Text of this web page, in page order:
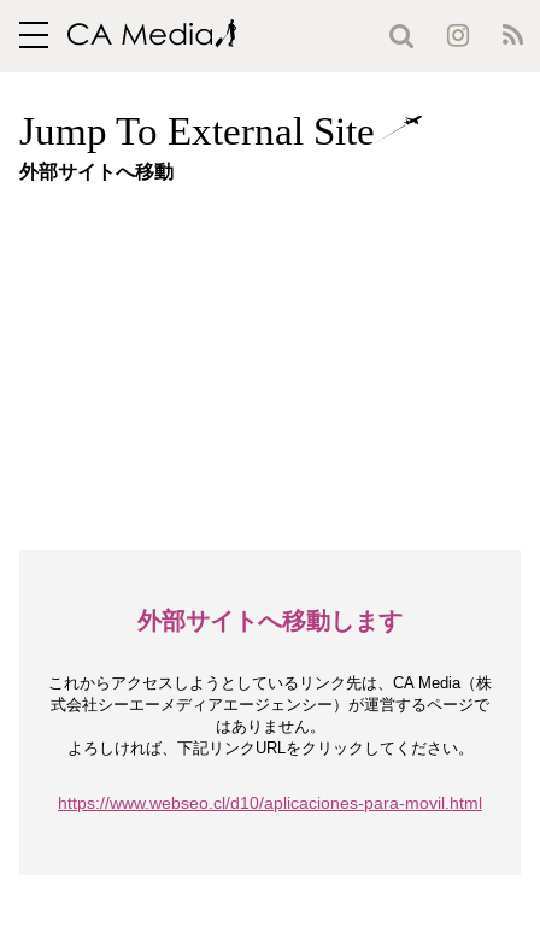
toggle
Jump To External Site
外部サイトへ移動
外部サイトへ移動します
これからアクセスしようとしているリンク先は、 CA Media（株
式会社シーエーメディアエージェンシー）が運営するページで
はありません。
よろしければ、下記リンクURLをクリックしてください。
https://www.webseo.cl/d10/aplicaciones-para-movil.html